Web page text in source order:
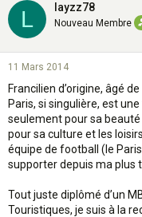
L layzz78
Nouveau Membre
11 Mars 2014
Francilien d’origine, âgé
Paris, si singulière, est
seulement pour sa
pour sa culture et les
équipe de football (le
supporter depuis ma plus
Tout juste diplômé d’un
Touristiques, je suis à la